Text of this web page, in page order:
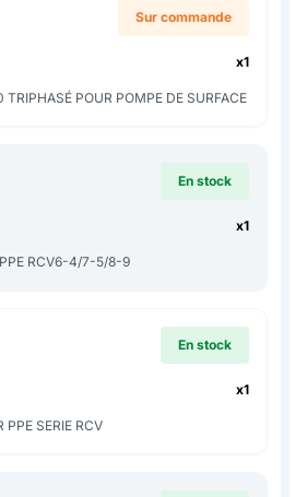
Sur commande
x1
POUR POMPE DE SURFACE
En stock
x1
PPE RCV6-4/7-5/8-9
En stock
x1
PPE SERIE RCV